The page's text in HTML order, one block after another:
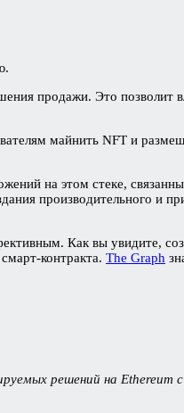
продажи. Это позволит
майнить NFT и
на этом стеке,
производительного и
Как вы увидите,
контракта. The Graph
решений на Ethereum